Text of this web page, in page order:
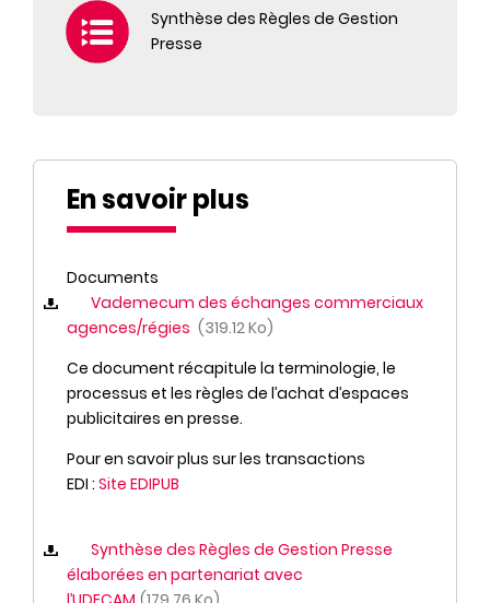
Synthèse des Règles de Gestion
Presse
En savoir plus
Documents
Vademecum des échanges commerciaux
agences/régies
319.12 Ko
Ce document récapitule la terminologie, le
processus et les règles de l’achat d’espaces
publicitaires en presse.
Pour en savoir plus sur les transactions
EDI : Site EDIPUB
Synthèse des Règles de Gestion Presse
élaborées en partenariat avec